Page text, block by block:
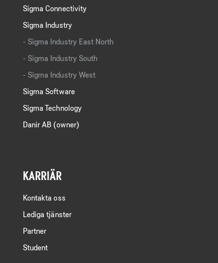
Sigma Connectivity
Sigma Industry
Sigma Industry East North
Sigma Industry South
Sigma Industry West
Sigma Software
Sigma Technology
Danir AB (owner)
KARRIÄR
Kontakta oss
Lediga tjänster
Partner
Student